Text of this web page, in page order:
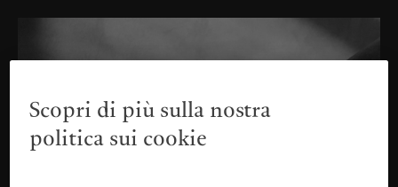
Scopri di più sulla nostra
politica sui cookie